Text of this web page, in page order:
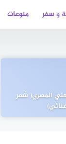
منوعات و سفر
المصري( شعر